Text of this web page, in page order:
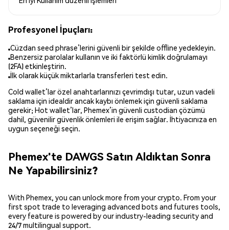
Profesyonel İpuçları:
Cüzdan seed phrase’lerini güvenli bir şekilde offline yedekleyin.
Benzersiz parolalar kullanın ve iki faktörlü kimlik doğrulamayı
(2FA) etkinleştirin.
İlk olarak küçük miktarlarla transferleri test edin.
Cold wallet’lar özel anahtarlarınızı çevrimdışı tutar, uzun vadeli
saklama için idealdir ancak kaybı önlemek için güvenli saklama
gerekir; Hot wallet’lar, Phemex’in güvenli custodian çözümü
dahil, güvenilir güvenlik önlemleri ile erişim sağlar. İhtiyacınıza en
uygun seçeneği seçin.
Phemex'te DAWGS Satın Aldıktan Sonra
Ne Yapabilirsiniz?
With Phemex, you can unlock more from your crypto. From your
first spot trade to leveraging advanced bots and futures tools,
every feature is powered by our industry-leading security and
24/7 multilingual support.